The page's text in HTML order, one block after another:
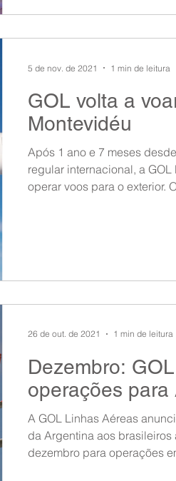
GOL volta a
Montevidéu
Após 1 ano e 7 meses
regular internacional, a
operar voos para o exterior.
5 de nov. de 2021 1 min de leitura
Dezembro:
operações para
A GOL Linhas Aéreas
da Argentina aos
dezembro para operações
26 de out. de 2021 1 min de leitura